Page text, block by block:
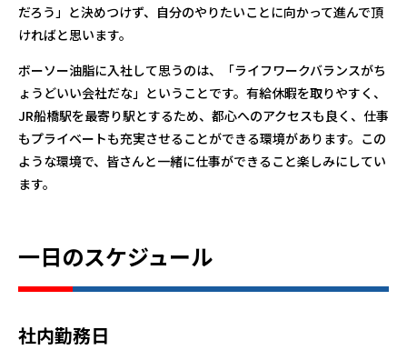
だろう」と決めつけず、自分のやりたいことに向かって進んで頂
ければと思います。
ボーソー油脂に入社して思うのは、「ライフワークバランスがち
ょうどいい会社だな」ということです。有給休暇を取りやすく、
JR船橋駅を最寄り駅とするため、都心へのアクセスも良く、仕事
もプライベートも充実させることができる環境があります。この
ような環境で、皆さんと一緒に仕事ができること楽しみにしてい
ます。
一日のスケジュール
社内勤務日